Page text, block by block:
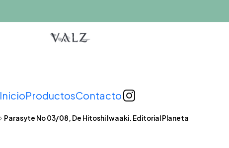
InicioProductosContacto
Parasyte No 03/08, De Hitoshi Iwaaki. Editorial Planeta